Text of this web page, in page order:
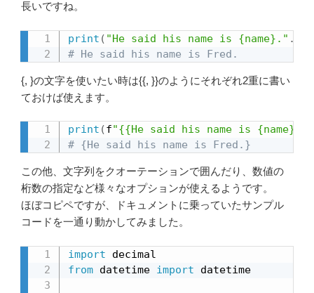
長いですね。
print ( "He said his name is {name}." .
# He said his name is Fred.
{, }の文字を使いたい時は{{, }}のようにそれぞれ2重に書い
ておけば使えます。
print (f"{{He said his name is
# {He said his name is Fred.}
この他、文字列をクオーテーションで囲んだり、数値の
桁数の指定など様々なオプションが使えるようです。
ほぼコピペですが、ドキュメントに乗っていたサンプル
コードを一通り動かしてみました。
import
from datetime import datetime